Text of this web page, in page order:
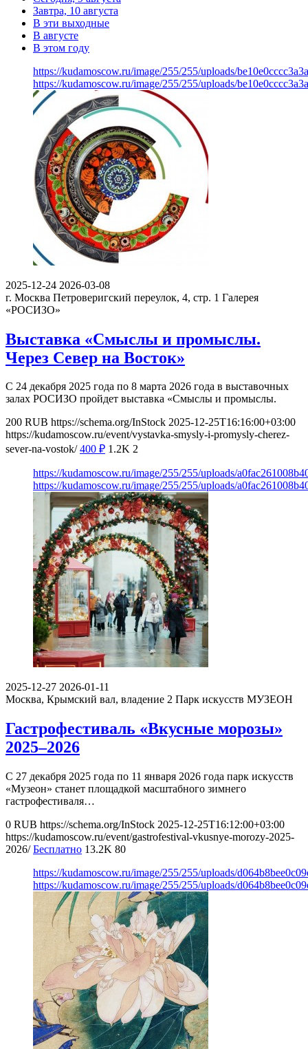
Завтра, 10 августа
В эти выходные
В августе
В этом году
https://kudamoscow.ru/image/255/255/uploads/
https://kudamoscow.ru/image/255/255/uploads/
2025-12-24 2026-03-08
г. Москва Петроверигский переулок, 4, стр. 1 Галерея
«РОСИЗО»
Выставка «Смыслы и промыслы.
Через Север на Восток»
С 24 декабря 2025 года по 8 марта 2026 года в выставочных
залах РОСИЗО пройдет выставка «Смыслы и промыслы.
200 RUB https://schema.org/InStock 2025-12-25T16:16:00+03:00
https://kudamoscow.ru/event/vystavka-smysly-i-promysly-cherez-
sever-na-vostok/ 400 ₽ 1.2K 2
https://kudamoscow.ru/image/255/255/uploads/
https://kudamoscow.ru/image/255/255/uploads/
2025-12-27 2026-01-11
Москва, Крымский вал, владение 2 Парк искусств МУЗЕОН
Гастрофестиваль «Вкусные морозы»
2025–2026
С 27 декабря 2025 года по 11 января 2026 года парк искусств
«Музеон» станет площадкой масштабного зимнего
гастрофестиваля…
0 RUB https://schema.org/InStock 2025-12-25T16:12:00+03:00
https://kudamoscow.ru/event/gastrofestival-vkusnye-morozy-2025-
2026/ Бесплатно 13.2K 80
https://kudamoscow.ru/image/255/255/uploads/
https://kudamoscow.ru/image/255/255/uploads/